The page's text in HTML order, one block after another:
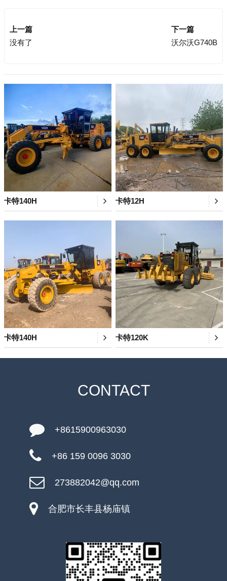
上一篇
没有了
下一篇
沃尔沃G740B
卡特140H 卡特12H
卡特140H 卡特120K
CONTACT
+8615900963030
+86 159 0096 3030
273882042@qq.com
合肥市长丰县杨庙镇